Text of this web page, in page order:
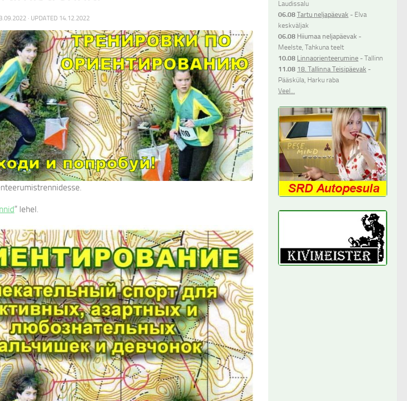
· UPDATED 14.12.2022
” lehel.
Laudissalu
06.08Tartu neljapäevak - Elva
keskväljak
06.08 Hiiumaa neljapäevak -
Meelste, Tahkuna teelt
10.08 Linnaorienteerumine - Tallinn
11.08 18. Tallinna Teisipäevak -
Pääsküla, Harku raba
Veel...